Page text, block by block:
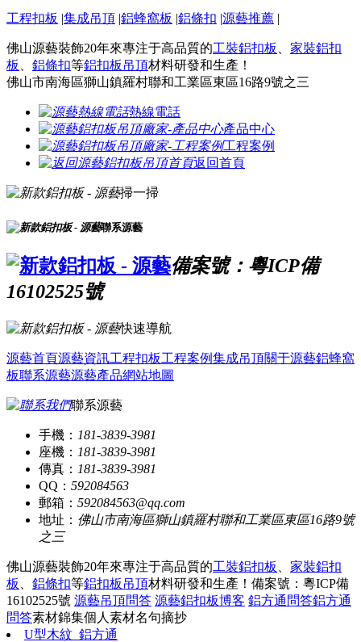
工程扣板 |集成吊頂 |鋁蜂窩板 |鋁條扣 |源藝推薦 |
佛山源藝裝飾20年來專注于高品質的工裝鋁扣板 、 家裝鋁扣
板 、 鋁條扣等鋁扣板吊頂材料研發和生產！
佛山市南海區獅山鎮羅村聯和工業區東區16路9號之三
熱線電話
產品中心
工程案例
返回首頁
掃一掃
聯系源藝
備案號：粵ICP備
16102525號
快速導航
源藝首頁源藝資訊工程扣板工程案例集成吊頂關于源藝鋁蜂窩
板聯系源藝源藝產品網站地圖
聯系源藝
手機： 181-3839-3981
座機： 181-3839-3981
傳真： 181-3839-3981
QQ： 592084563
郵箱： 592084563@qq.com
地址： 佛山市南海區獅山鎮羅村聯和工業區東區16路9號
之三
佛山源藝裝飾20年來專注于高品質的工裝鋁扣板
家裝鋁扣
板
鋁條扣等鋁扣板吊頂材料研發和生產！ 備案號：粵ICP備
16102525號 源藝吊頂問答 源藝鋁扣板博客 鋁方通問答鋁方通
問答素材錦集個人素材名句摘抄
U型木紋_鋁方通